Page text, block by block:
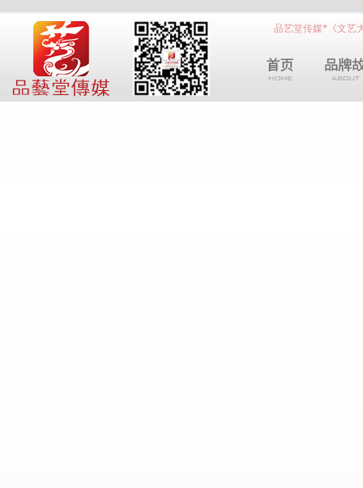
品艺堂传媒*《文艺